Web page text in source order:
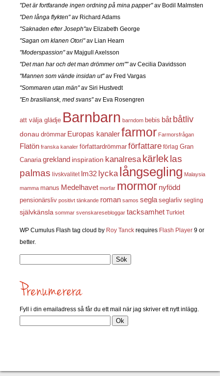
"Det är fortfarande ingen ordning på mina papper"av Bodil Malmsten
"Den långa flykten"av Richard Adams
"Saknaden efter Joseph"av Elizabeth George
"Sagan om klanen Otori"av Lian Hearn
"Moderspassion"av Majgull Axelsson
"Det man har och det man drömmer om""av Cecilia Davidsson
"Mannen som vände insidan ut"av Fred Vargas
"Sommaren utan män"av Siri Hustvedt
"En brasiliansk, med svans"av Eva Rosengren
att välja glädje Barnbarn barndom bebis båt båtliv
donau drömmar Europas kanalerfarmor Farmorsfrågan
Flatön franska kanaler författardrömmar författare förlag Gran
Canaria grekland inspiration kanalresa kärlek las
palmas livskvalitet lm32 lycka långsegling Malaysia
mamma manus Medelhavet morfar mormor nyfödd
pensionärsliv positivt tänkande roman samos segla seglarliv segling
självkänsla sommar svenskaresebloggar tacksamhet Turkiet
WP Cumulus Flash tag cloud by Roy Tanck requires Flash Player 9 or
better.
Fyll i din emailadress så får du ett mail när jag skriver ett nytt inlägg.